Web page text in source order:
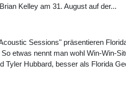
Kelley am 31. August auf der...
Sessions" präsentieren
etwas nennt man wohl Win-Win-
Tyler Hubbard, besser als Florida